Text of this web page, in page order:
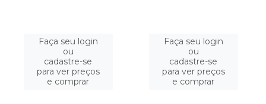
Faça seu login
ou
cadastre-se
para ver preços
e comprar
Faça seu login
ou
cadastre-se
para ver preços
e comprar